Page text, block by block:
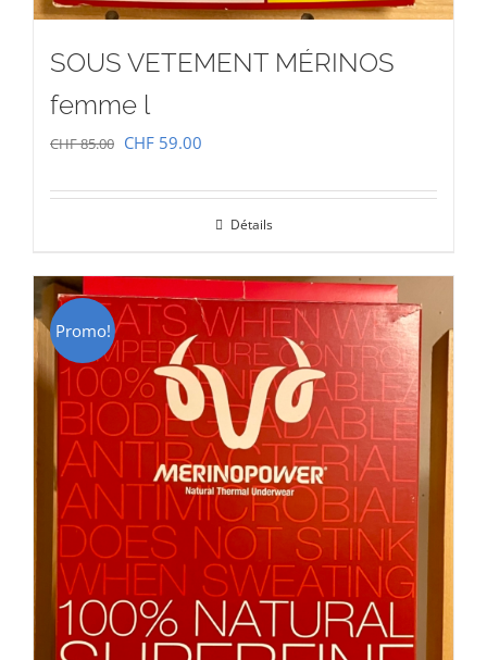
SOUS VETEMENT MÉRINOS
femme l
CHF85.00 Le
CHF 85.00.
CHF 59.00
CHF 59.00.
Détails
Promo!